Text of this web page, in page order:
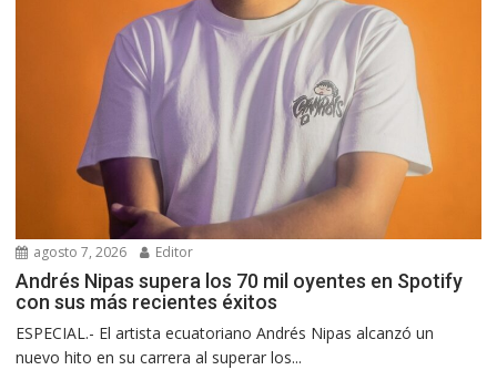
agosto 7, 2026 Editor
Andrés Nipas supera los 70 mil oyentes en Spotify
con sus más recientes éxitos
ESPECIAL.- El artista ecuatoriano Andrés Nipas alcanzó un
nuevo hito en su carrera al superar los...